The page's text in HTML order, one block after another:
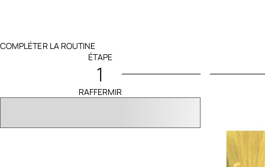
COMPLÉTER LA ROUTINE
ÉTAPE
1
RAFFERMIR